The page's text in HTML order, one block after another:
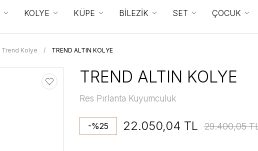
KOLYE KÜPE BİLEZİK SET ÇOCUK
Trend Kolye TREND ALTIN KOLYE
TREND ALTIN KOLYE
Res Pırlanta Kuyumculuk
-%25 22.050,04 TL 29.400,05